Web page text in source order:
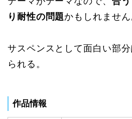
り耐性の問題かもしれません
サスペンスとして面白い部
られる。
作品情報